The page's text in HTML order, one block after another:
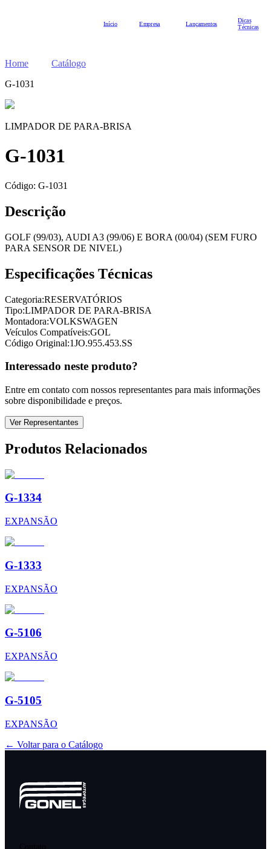
Início Empresa Lançamentos
Dicas
Técnicas
Home
Catálogo
G-1031
LIMPADOR DE PARA-BRISA
G-1031
Código: G-1031
Descrição
GOLF (99/03), AUDI A3 (99/06) E BORA (00/04) (SEM FURO
PARA SENSOR DE NIVEL)
Especificações Técnicas
Categoria:RESERVATÓRIOS
Tipo:LIMPADOR DE PARA-BRISA
Montadora:VOLKSWAGEN
Veículos Compatíveis:GOL
Código Original:1JO.955.453.SS
Interessado neste produto?
Entre em contato com nossos representantes para mais informações
sobre disponibilidade e preços.
Ver Representantes
Produtos Relacionados
G-1334
EXPANSÃO
G-1333
EXPANSÃO
G-5106
EXPANSÃO
G-5105
EXPANSÃO
← Voltar para o Catálogo